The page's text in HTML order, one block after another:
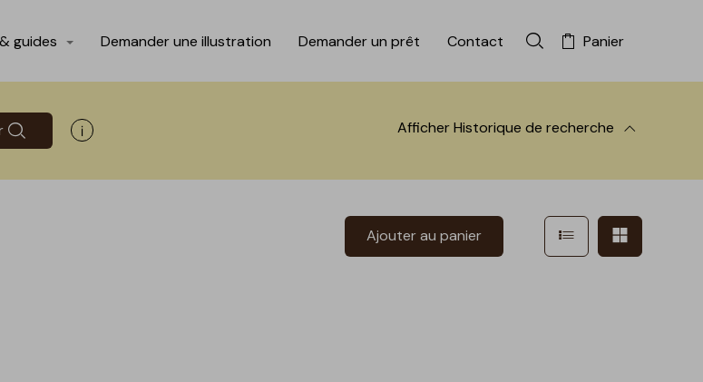
guides Demander une illustration Demander un prêt Contact Rechercher dans la
Panier
Afficher les informations d'aide à la recherche AfficherHistorique de recherche
Ajouter au panier Afficher en mode